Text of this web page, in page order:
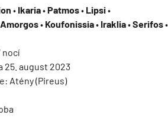
• Ikaria•Patmos• Lipsi•
Amorgos• Koufonissia• Iraklia•Serifos
nocí
25. august 2023
Atény (Pireus)